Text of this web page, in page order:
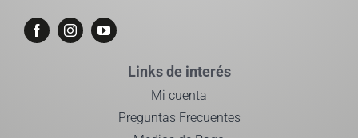
Links de interés
Mi cuenta
Preguntas Frecuentes